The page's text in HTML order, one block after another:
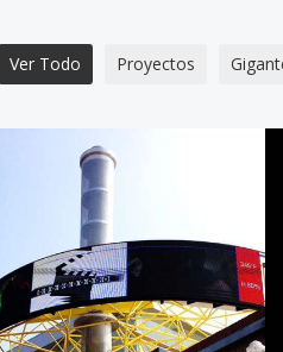
Ver Todo Proyectos